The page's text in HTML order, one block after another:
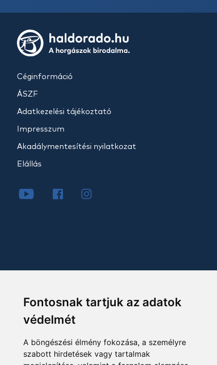
Fontosnak tartjuk az adatok
védelmét
A böngészési élmény fokozása, a személyre
szabott hirdetések vagy tartalmak
Céginformáció
ÁSZF
Adatkezelési tájékoztató
Impresszum
Akadálymentesítési nyilatkozat
Elállás